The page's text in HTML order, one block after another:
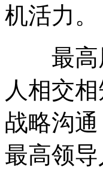
机活力。
最高层
人相交
战略沟
最高领